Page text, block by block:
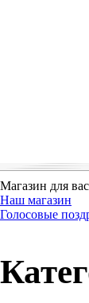
Магазин для вас
Наш магазин
Голосовые